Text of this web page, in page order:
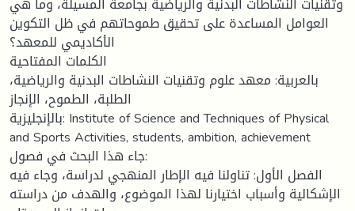
العوامل المساعدة على تحقيق طموحاتهم في ظل التكوين
الأكاديمي للمعهد؟
الكلمات المفتاحية
بالعربية: معهد علوم وتقنيات النشاطات البدنية والرياضية،
الطلبة، الطموح، الإنجاز
بالإنجليزية: Institute of Science and Techniques of Physical
and Sports Activities, students, ambition, achievement
جاء هذا البحث في فصول:
الفصل الأول: تناولنا فيه الإطار المنهجي لدراسة، وجاء فيه
الإشكالية وأسباب اختيارنا لهذا الموضوع، والهدف من دراسته